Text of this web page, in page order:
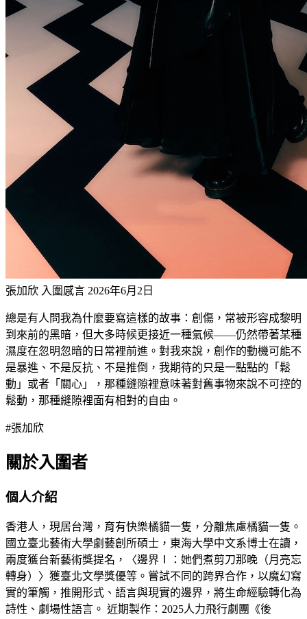
張加欣 入圍感言 2026年6月2日
總是有人問我為什麼要寫這樣的故事：創傷，常被形容成黎明
到來前的黑暗，但大多時候更接近一種氣候——仍然帶著某種
濕度在忽明忽暗的日常裡前進。對我來說，創作的動機可能不
是暴進、不是反抗、不是推倒，我期待的只是一點點的「鬆
動」或者「關心」，那種縫隙裡意味著對舊事物來說不可控的
鬆動，那種縫隙裡面有相對的自由。
#張加欣
關於入圍者
個人介紹
香港人，現居台灣，育有快樂橘貓一隻，分離焦慮橘貓一隻。
國立臺北藝術大學劇藝創所碩士，東海大學中文系博士在讀，
兩度獲台新藝術獎提名，〈邊界Ⅰ：她們煮剪刀那晚（月亮忘
轉身）〉獲臺北文學獎優等。嘗試不同的跨界合作，以魔幻寫
實的筆觸，推開形式、語言與現實的邊界，將生命經驗轉化為
詩性、劇場性語言。 近期製作：2025人力飛行劇團《後